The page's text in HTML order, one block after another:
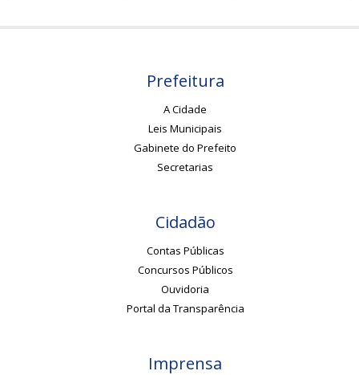
Prefeitura
A Cidade
Leis Municipais
Gabinete do Prefeito
Secretarias
Cidadão
Contas Públicas
Concursos Públicos
Ouvidoria
Portal da Transparência
Imprensa